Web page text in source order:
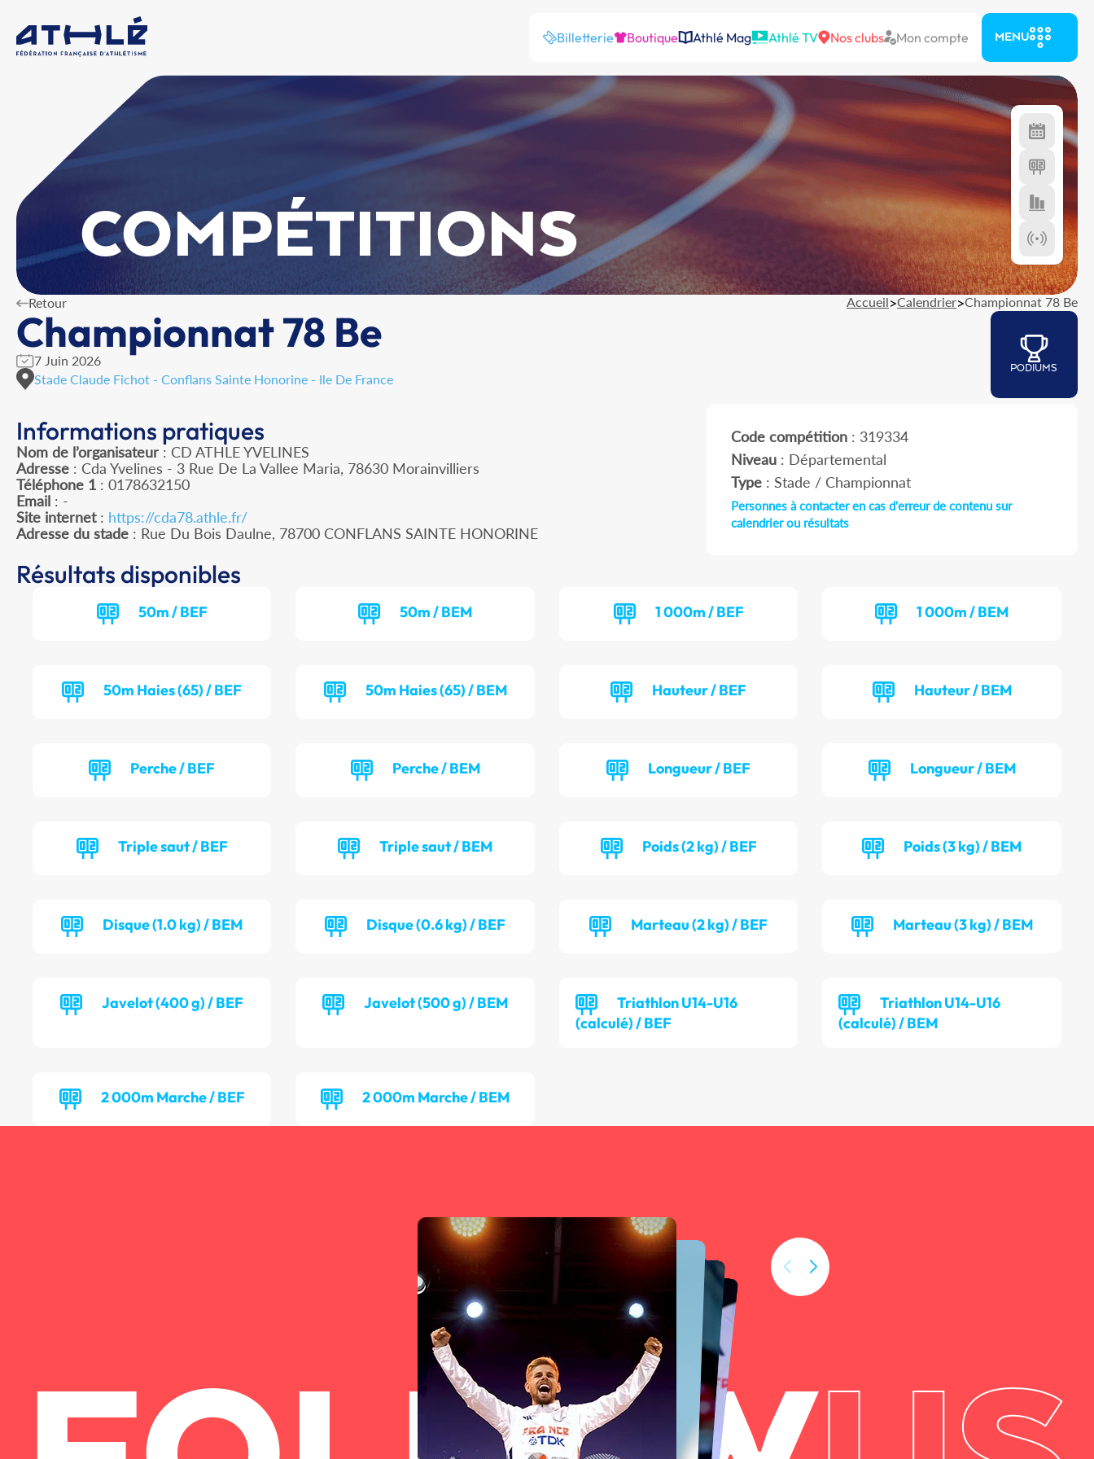
Billetterie Boutique Athlé Mag Athlé TV Nos clubs Mon compte MENU
COMPÉTITIONS
Retour Accueil>Calendrier>Championnat 78 Be
Championnat 78 Be
7 Juin 2026
Stade Claude Fichot - Conflans Sainte Honorine - Ile De France
PODIUMS
Informations pratiques
Nom de l’organisateur : CD ATHLE YVELINES
Adresse : Cda Yvelines - 3 Rue De La Vallee Maria, 78630 Morainvilliers
Téléphone 1 : 0178632150
Email : -
Site internet: https://cda78.athle.fr/
Adresse du stade : Rue Du Bois Daulne, 78700 CONFLANS SAINTE HONORINE
Code compétition: 319334
Niveau: Départemental
Type: Stade / Championnat
Personnes à contacter en cas d'erreur de contenu sur
calendrier ou résultats
Résultats disponibles
50m / BEF 50m / BEM 1 000m / BEF 1 000m / BEM
50m Haies (65) / BEF 50m Haies (65) / BEM Hauteur / BEF Hauteur / BEM
Perche / BEF Perche / BEM Longueur / BEF Longueur / BEM
Triple saut / BEF Triple saut / BEM Poids (2 kg) / BEF Poids (3 kg) / BEM
Disque (1.0 kg) / BEM Disque (0.6 kg) / BEF Marteau (2 kg) / BEF Marteau (3 kg) / BEM
Javelot (400 g) / BEF Javelot (500 g) / BEM
Triathlon U14-U16
(calculé) / BEF
Triathlon U14-U16
(calculé) / BEM
2 000m Marche / BEF 2 000m Marche / BEM